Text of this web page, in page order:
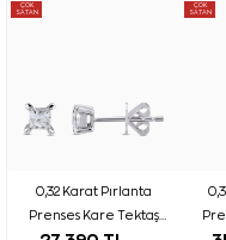
ÇOK
SATAN
0,32 Karat Pırlanta
Prenses Kare Tektaş
ÇOK
SATAN